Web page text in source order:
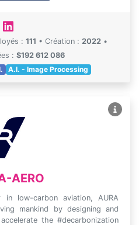
: 111 • Création : 2022 •
: $192 612 086
A.I. - Image Processing
AERO
in low-carbon aviation, AURA
mankind by designing and
the #decarbonization